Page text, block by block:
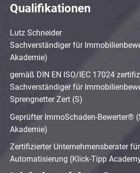
Qualifikationen
Lutz Schneider
Sachverständiger für
Akademie)
gemäß DIN EN ISO/IEC 17024
Sachverständiger für
Sprengnetter Zert (S)
Geprüfter ImmoSchaden-Bewerter®
Akademie)
Zertifizierter Unternehmensberater
Automatisierung (Klick-Tipp